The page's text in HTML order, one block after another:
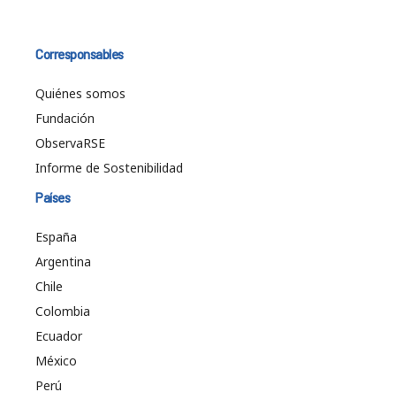
Corresponsables
Quiénes somos
Fundación
ObservaRSE
Informe de Sostenibilidad
Países
España
Argentina
Chile
Colombia
Ecuador
México
Perú